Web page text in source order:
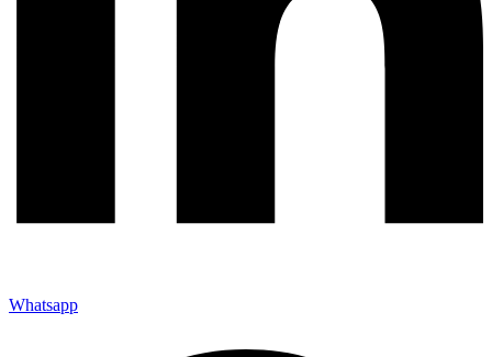
Whatsapp